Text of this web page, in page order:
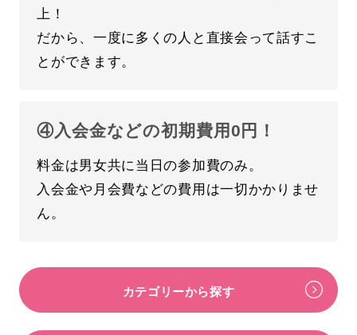
上！
だから、一度に多くの人と直接会って話すこ
とができます。
④入会金などの初期費用0円！
料金は男女共に当日の参加費のみ。
入会金や月会費などの費用は一切かかりませ
ん。
カテゴリーから探す